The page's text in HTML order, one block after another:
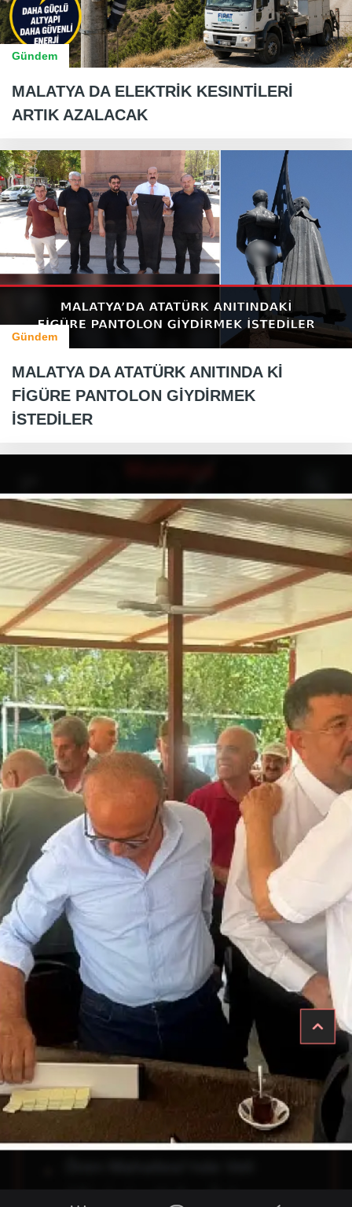
Gündem
MALATYA DA ELEKTRİK KESINTİLERİ
ARTIK AZALACAK
Gündem
MALATYA DA ATATÜRK ANITINDA Kİ
FİGÜRE PANTOLON GİYDİRMEK
İSTEDİLER